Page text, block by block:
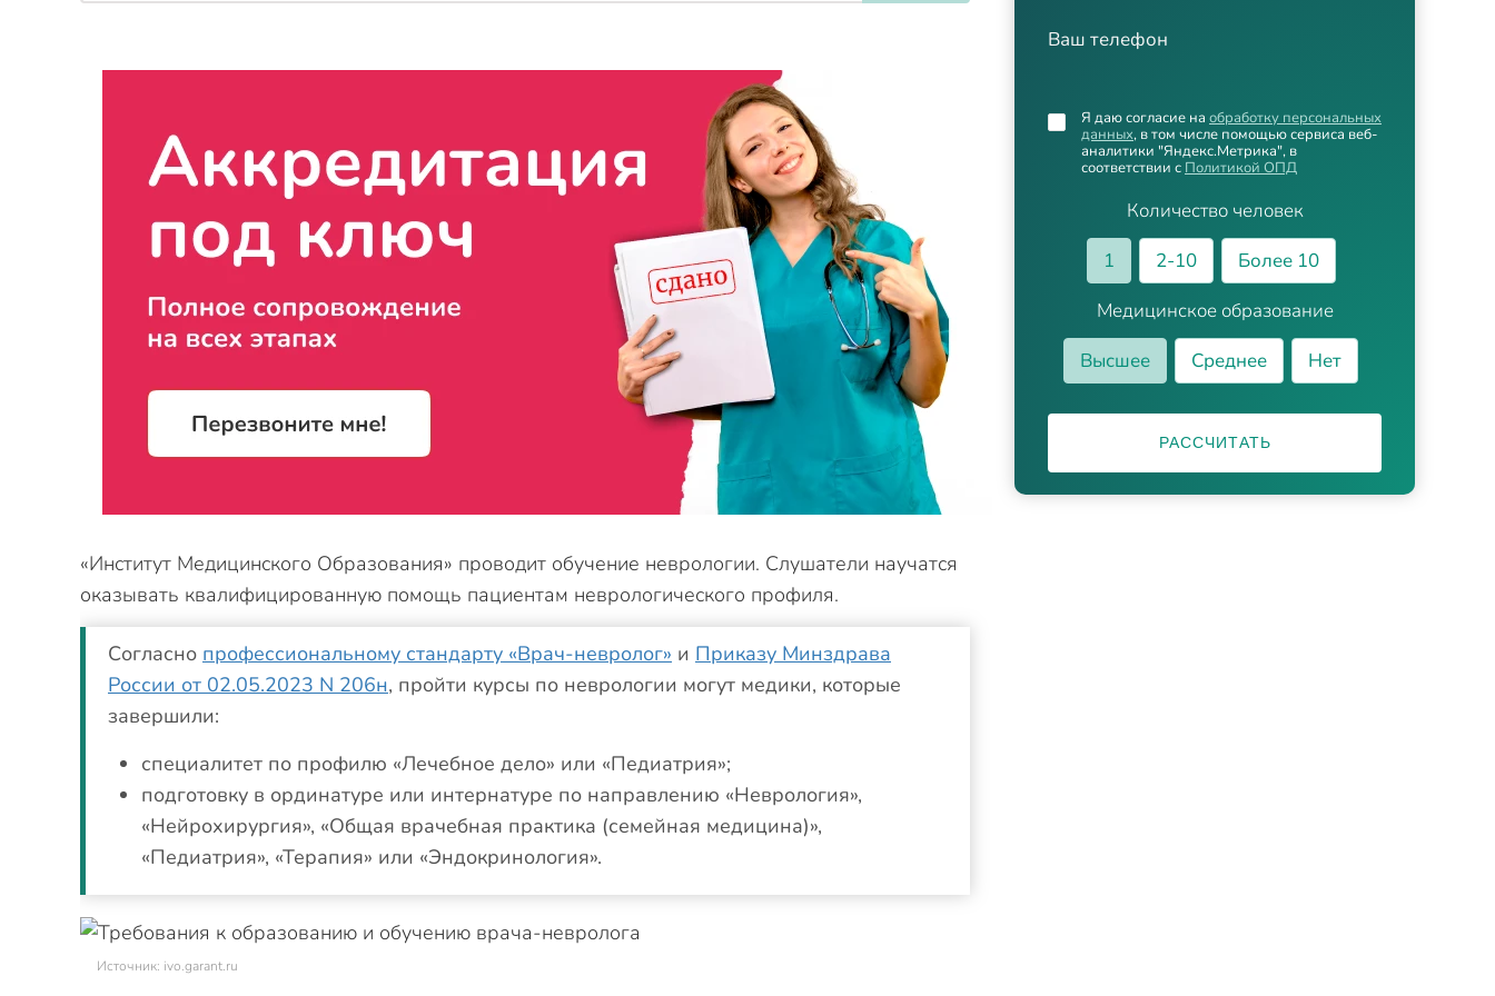
Ваш телефон
Количество человек
1
2-10
Более 10
Медицинское образование
Высшее
Среднее Нет
Я даю согласие на обработку персональных
данных, в том числе помощью сервиса веб-
аналитики "Яндекс.Метрика", в
соответствии с Политикой ОПД
РАССЧИТАТЬ
«Институт Медицинского Образования» проводит обучение неврологии. Слушатели научатся
оказывать квалифицированную помощь пациентам неврологического профиля.
Согласно профессиональному стандарту «Врач-невролог» и Приказу Минздрава
России от 02.05.2023 N 206н, пройти курсы по неврологии могут медики, которые
завершили:
специалитет по профилю «Лечебное дело» или «Педиатрия»;
подготовку в ординатуре или интернатуре по направлению «Неврология»,
«Нейрохирургия», «Общая врачебная практика (семейная медицина)»,
«Педиатрия», «Терапия» или «Эндокринология».
Источник: ivo.garant.ru